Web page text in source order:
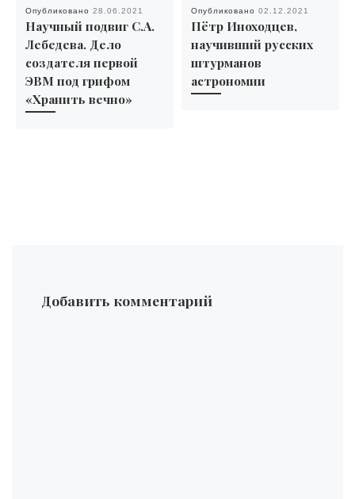
Опубликовано 28.06.2021
Научный подвиг С.А.
Лебедева. Дело
создателя первой
ЭВМ под грифом
«Хранить вечно»
Опубликовано 02.12.2021
Пётр Иноходцев,
научивший русских
штурманов
астрономии
Добавить комментарий